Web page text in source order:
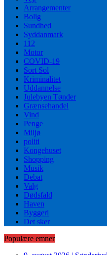
Arrangementer
Bolig
Sundhed
Syddanmark
112
Motor
COVID-19
Sort Sol
Kriminalitet
Uddannelse
Julebyen Tønder
Grænsehandel
Vind
Penge
Miljø
politi
Kongehuset
Shopping
Musik
Debat
Valg
Dødsfald
Haven
Byggeri
Det sker
Populære emner